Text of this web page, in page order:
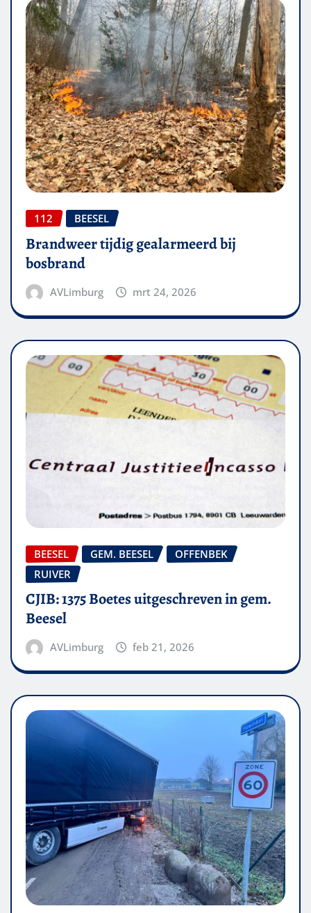
112 BEESEL
Brandweer tijdig gealarmeerd bij
bosbrand
AVLimburg mrt 24, 2026
BEESEL GEM. BEESEL
OFFENBEK
RUIVER
CJIB: 1375 Boetes uitgeschreven in gem.
Beesel
AVLimburg feb 21, 2026